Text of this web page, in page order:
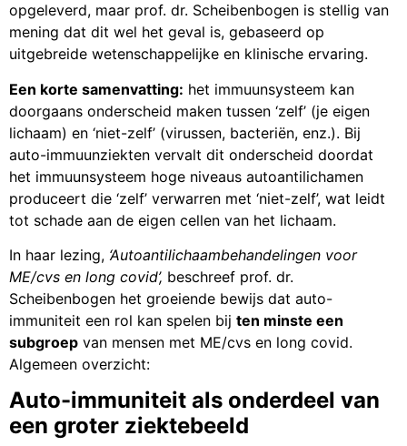
opgeleverd, maar prof. dr. Scheibenbogen is stellig van
mening dat dit wel het geval is, gebaseerd op
uitgebreide wetenschappelijke en klinische ervaring.
Een korte samenvatting: het immuunsysteem kan
doorgaans onderscheid maken tussen ‘zelf’ (je eigen
lichaam) en ‘niet-zelf’ (virussen, bacteriën, enz.). Bij
auto-immuunziekten vervalt dit onderscheid doordat
het immuunsysteem hoge niveaus autoantilichamen
produceert die ‘zelf’ verwarren met ‘niet-zelf’, wat leidt
tot schade aan de eigen cellen van het lichaam.
In haar lezing, ‘Autoantilichaambehandelingen voor
ME/cvs en long covid’, beschreef prof. dr.
Scheibenbogen het groeiende bewijs dat auto-
immuniteit een rol kan spelen bij ten minste een
subgroep van mensen met ME/cvs en long covid.
Algemeen overzicht:
Auto-immuniteit als onderdeel van
een groter ziektebeeld